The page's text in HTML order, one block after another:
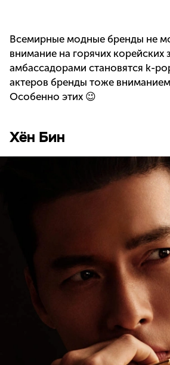
Всемирные модные бренды не
внимание на горячих корейских
амбассадорами становятся k-
актеров бренды тоже
Особенно этих 😉
Хён Бин